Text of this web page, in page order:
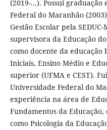
(2019-...). Possui
Federal do Maranhão
Gestão Escolar pela
supervisora da Educação
como docente da educação
Iniciais, Ensino Médio e
superior (UFMA e CEST).
Universidade Federal do
experiência na área de
Fundamentos da
como Psicologia da